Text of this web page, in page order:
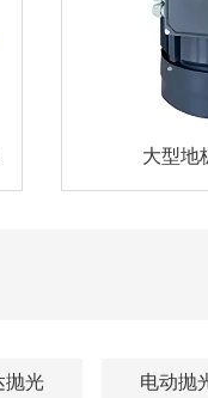
大型地
抛光 电动抛